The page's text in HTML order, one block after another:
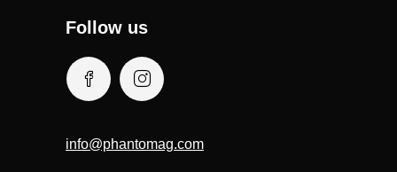
Follow us
info@phantomag.com